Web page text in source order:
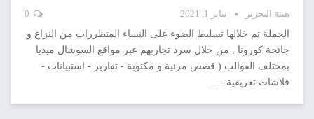
هيئة التحرير يناير 1, 2021
الحملة تم خلالها تسليط الضوء على النساء المتظررات من النزاع و
جائحة كورونا , من خلال سرد تجاربهم عبر مواقع السوشال ميديا
بمختلف القوالب ( قصص مرئية و مكتوبة - تقارير - استبيانات -
فلاشات تعريفية -…